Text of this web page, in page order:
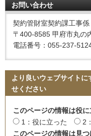
お問い合わせ
契約管財室契約課工事係
〒400-8585 甲府市丸の
電話番号：055-237-
より良いウェブサイト
せください
このページの情報は役
1：役に立った
2
このページの情報は見